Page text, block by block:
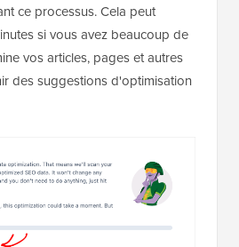
ce processus. Cela peut
si vous avez beaucoup de
vos articles, pages et autres
des suggestions d'optimisation